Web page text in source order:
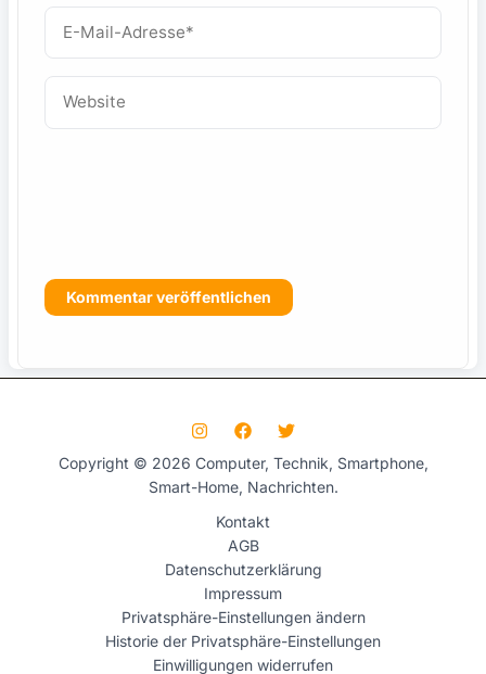
E-
Adresse*
Website
Copyright © 2026 Computer, Technik, Smartphone,
Smart-Home, Nachrichten.
Kontakt
AGB
Datenschutzerklärung
Impressum
Privatsphäre-Einstellungen ändern
Historie der Privatsphäre-Einstellungen
Einwilligungen widerrufen